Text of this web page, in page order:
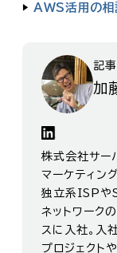
▶ AWS活用の相
記
加
株式会社サー
マーケティン
独立系ISPや
ネットワーク
スに入社。入
プロジェクト